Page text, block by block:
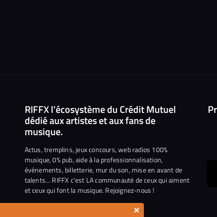
RIFFX l’écosystème du Crédit Mutuel
dédié aux artistes et aux fans de
musique.
Actus, tremplins, jeux concours, web radios 100%
musique, 0% pub, aide à la professionnalisation,
événements, billetterie, mur du son, mise en avant de
talents… RIFFX c’est LA communauté de ceux qui aiment
et ceux qui font la musique. Rejoignez-nous !
×